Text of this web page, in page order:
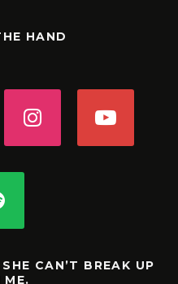
HAND
CAN’T BREAK UP
ME.